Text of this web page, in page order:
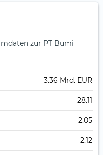
zur PT Bumi
3.36 Mrd. EUR
28.11
2.05
2.12